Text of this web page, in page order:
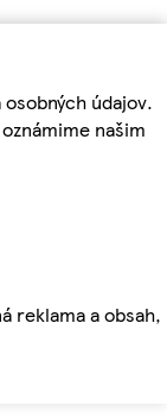
údajov.
našim
reklama a obsah,